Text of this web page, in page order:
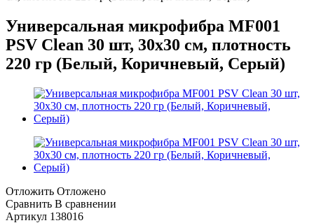
Универсальная микрофибра MF001
PSV Clean 30 шт, 30х30 см, плотность
220 гр (Белый, Коричневый, Серый)
Отложить Отложено
Сравнить В сравнении
Артикул 138016